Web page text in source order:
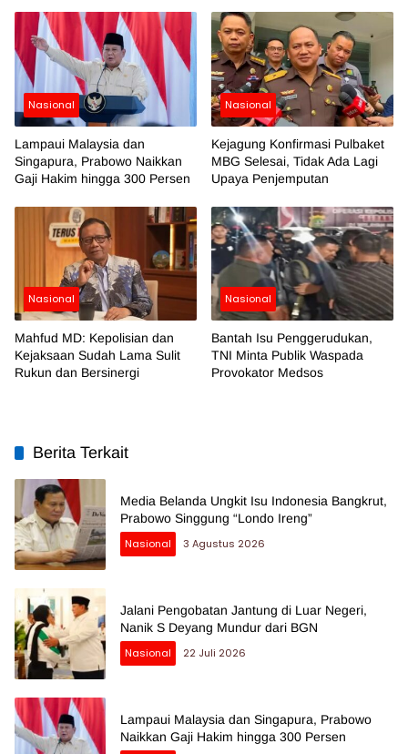
Nasional
Lampaui Malaysia dan
Singapura, Prabowo Naikkan
Gaji Hakim hingga 300 Persen
Nasional
Kejagung Konfirmasi Pulbaket
MBG Selesai, Tidak Ada Lagi
Upaya Penjemputan
Nasional
Mahfud MD: Kepolisian dan
Kejaksaan Sudah Lama Sulit
Rukun dan Bersinergi
Nasional
Bantah Isu Penggerudukan,
TNI Minta Publik Waspada
Provokator Medsos
Berita Terkait
Media Belanda Ungkit Isu Indonesia Bangkrut,
Prabowo Singgung “Londo Ireng”
Nasional
3 Agustus 2026
Jalani Pengobatan Jantung di Luar Negeri,
Nanik S Deyang Mundur dari BGN
Nasional
22 Juli 2026
Lampaui Malaysia dan Singapura, Prabowo
Naikkan Gaji Hakim hingga 300 Persen